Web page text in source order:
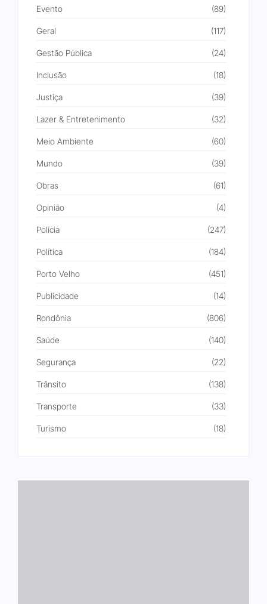
Evento (89)
Geral (117)
Gestão Pública (24)
Inclusão (18)
Justiça (39)
Lazer & Entretenimento (32)
Meio Ambiente (60)
Mundo (39)
Obras (61)
Opinião (4)
Polícia (247)
Política (184)
Porto Velho (451)
Publicidade (14)
Rondônia (806)
Saúde (140)
Segurança (22)
Trânsito (138)
Transporte (33)
Turismo (18)